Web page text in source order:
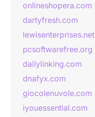
onlineshopera.com
dartyfresh.com
lewisenterprises.net
pcsoftwarefree.org
dailylinking.com
dnafyx.com
giocolenuvole.com
iyouessential.com